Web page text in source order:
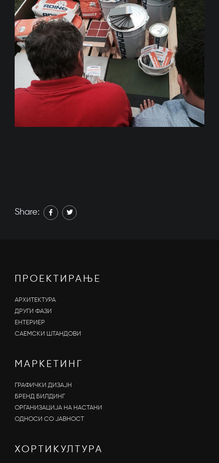
Share:
ПРОЕКТИРАЊЕ
АРХИТЕКТУРА
ДРУГИ ФАЗИ
ЕНТЕРИЕР
САЕМСКИ ШТАНДОВИ
МАРКЕТИНГ
ГРАФИЧКИ ДИЗАЈН
БРЕНД БИЛДИНГ
ОРГАНИЗАЦИЈА НА НАСТАНИ
OДНОСИ СО ЈАВНОСТ
ХОРТИКУЛТУРА